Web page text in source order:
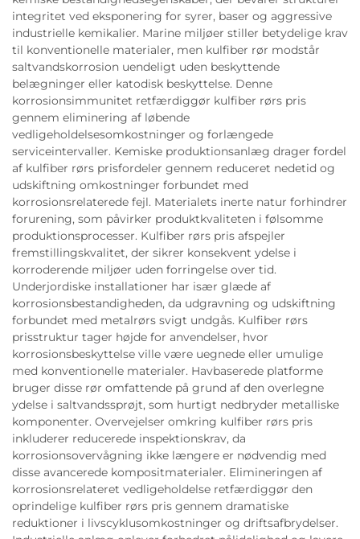
integritet ved eksponering for syrer, baser og aggressive
industrielle kemikalier. Marine miljøer stiller betydelige krav
til konventionelle materialer, men kulfiber rør modstår
saltvandskorrosion uendeligt uden beskyttende
belægninger eller katodisk beskyttelse. Denne
korrosionsimmunitet retfærdiggør kulfiber rørs pris
gennem eliminering af løbende
vedligeholdelsesomkostninger og forlængede
serviceintervaller. Kemiske produktionsanlæg drager fordel
af kulfiber rørs prisfordeler gennem reduceret nedetid og
udskiftning omkostninger forbundet med
korrosionsrelaterede fejl. Materialets inerte natur forhindrer
forurening, som påvirker produktkvaliteten i følsomme
produktionsprocesser. Kulfiber rørs pris afspejler
fremstillingskvalitet, der sikrer konsekvent ydelse i
korroderende miljøer uden forringelse over tid.
Underjordiske installationer har især glæde af
korrosionsbestandigheden, da udgravning og udskiftning
forbundet med metalrørs svigt undgås. Kulfiber rørs
prisstruktur tager højde for anvendelser, hvor
korrosionsbeskyttelse ville være uegnede eller umulige
med konventionelle materialer. Havbaserede platforme
bruger disse rør omfattende på grund af den overlegne
ydelse i saltvandssprøjt, som hurtigt nedbryder metalliske
komponenter. Overvejelser omkring kulfiber rørs pris
inkluderer reducerede inspektionskrav, da
korrosionsovervågning ikke længere er nødvendig med
disse avancerede kompositmaterialer. Elimineringen af
korrosionsrelateret vedligeholdelse retfærdiggør den
oprindelige kulfiber rørs pris gennem dramatiske
reduktioner i livscyklusomkostninger og driftsafbrydelser.